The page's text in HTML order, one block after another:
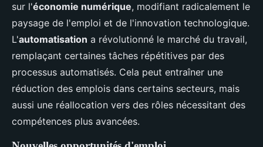
sur l'économie numérique, modifiant radicalement le
paysage de l'emploi et de l'innovation technologique.
L'automatisation a révolutionné le marché du travail,
remplaçant certaines tâches répétitives par des
processus automatisés. Cela peut entraîner une
réduction des emplois dans certains secteurs, mais
aussi une réallocation vers des rôles nécessitant des
compétences plus avancées.